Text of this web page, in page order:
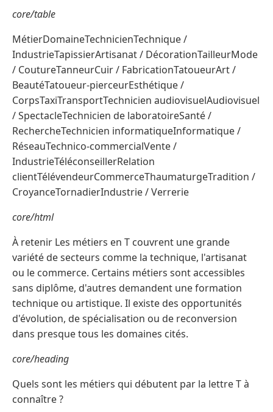
core/table
MétierDomaineTechnicienTechnique /
IndustrieTapissierArtisanat / DécorationTailleurMode
/ CoutureTanneurCuir / FabricationTatoueurArt /
BeautéTatoueur-pierceurEsthétique /
CorpsTaxiTransportTechnicien audiovisuelAudiovisuel
/ SpectacleTechnicien de laboratoireSanté /
RechercheTechnicien informatiqueInformatique /
RéseauTechnico-commercialVente /
IndustrieTéléconseillerRelation
clientTélévendeurCommerceThaumaturgeTradition /
CroyanceTornadierIndustrie / Verrerie
core/html
À retenir Les métiers en T couvrent une grande
variété de secteurs comme la technique, l'artisanat
ou le commerce. Certains métiers sont accessibles
sans diplôme, d'autres demandent une formation
technique ou artistique. Il existe des opportunités
d'évolution, de spécialisation ou de reconversion
dans presque tous les domaines cités.
core/heading
Quels sont les métiers qui débutent par la lettre T à
connaître ?